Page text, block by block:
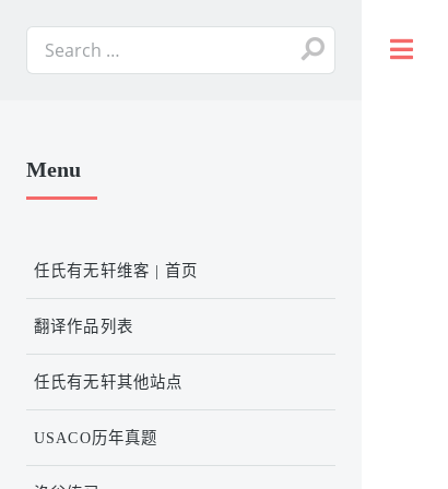
Menu
任氏有无轩维客 | 首页
翻译作品列表
任氏有无轩其他站点
USACO历年真题